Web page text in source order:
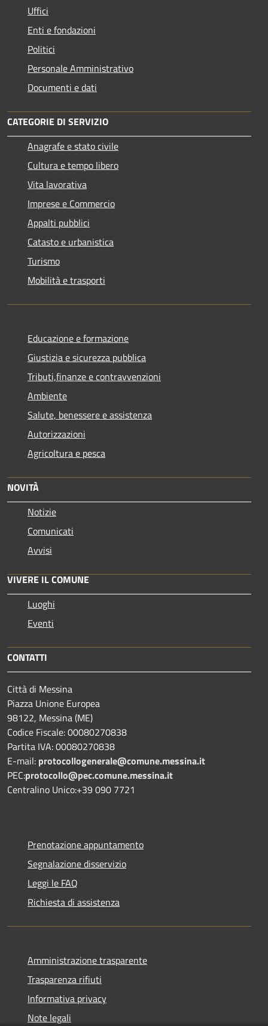
Uffici
Enti e fondazioni
Politici
Personale Amministrativo
Documenti e dati
CATEGORIE DI SERVIZIO
Anagrafe e stato civile
Cultura e tempo libero
Vita lavorativa
Imprese e Commercio
Appalti pubblici
Catasto e urbanistica
Turismo
Mobilità e trasporti
Educazione e formazione
Giustizia e sicurezza pubblica
Tributi,finanze e contravvenzioni
Ambiente
Salute, benessere e assistenza
Autorizzazioni
Agricoltura e pesca
NOVITÀ
Notizie
Comunicati
Avvisi
VIVERE IL COMUNE
Luoghi
Eventi
CONTATTI
Città di Messina
Piazza Unione Europea
98122, Messina (ME)
Codice Fiscale: 00080270838
Partita IVA: 00080270838
E-mail: protocollogenerale@comune.messina.it
PEC:protocollo@pec.comune.messina.it
Centralino Unico:+39 090 7721
Prenotazione appuntamento
Segnalazione disservizio
Leggi le FAQ
Richiesta di assistenza
Amministrazione trasparente
Trasparenza rifiuti
Informativa privacy
Note legali